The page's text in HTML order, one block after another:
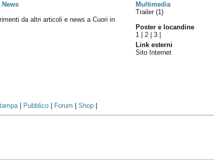
Multimedia
da altri articoli e news a Cuori in
Trailer (1)
Poster e locandine
1 |2 |3
Link esterni
Sito Internet
| Pubblico Forum |Shop